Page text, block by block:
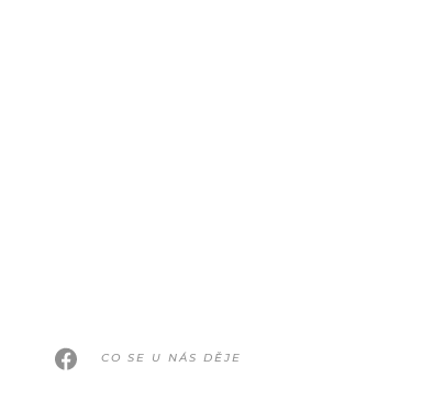
CO SE U NÁS DĚJE